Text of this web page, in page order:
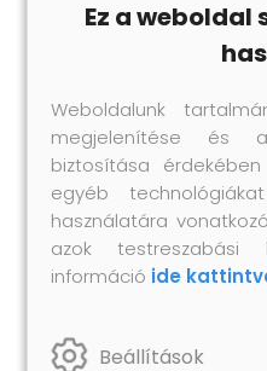
Szivattyú
Motor teljesítménye:
Olajbefogadó
Teljesítmény: 375 W
Szívóerő: 100 L/perc
Alumíniumötvözet
A csomag
1 db vákuumkamra
1 db
1 db csatlakozó
Ez a
Weboldalunk
megjelenítése és
biztosítása
egyéb
használatára
azok testreszabási
információ ide
Beállítások